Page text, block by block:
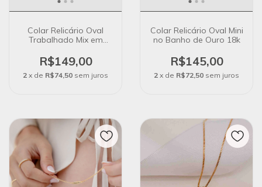
Colar Relicário Oval
Trabalhado Mix em
R$149,00
2 x de R$74,50 sem juros
Colar Relicário Oval Mini
no Banho de Ouro 18k
R$145,00
2 x de R$72,50 sem juros